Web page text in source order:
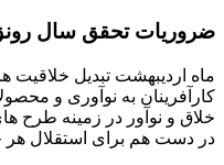
ضروریات تحقق سال
ماه اردیبهشت تبدیل خلاقیت
کارآفرینان به نوآوری و
خلاق و نوآور در زمینه طرح
در دست هم برای استقلال